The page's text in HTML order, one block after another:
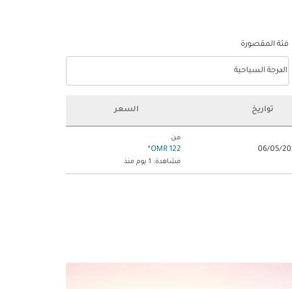
فئة المقصورة
فئة المقصورة option الدرجة السياحية Selected
الدرجة السياحية
keyboard_arrow_down
تواريخ السعر
من
122 OMR
*
مشاهدة: 1 يوم منذ